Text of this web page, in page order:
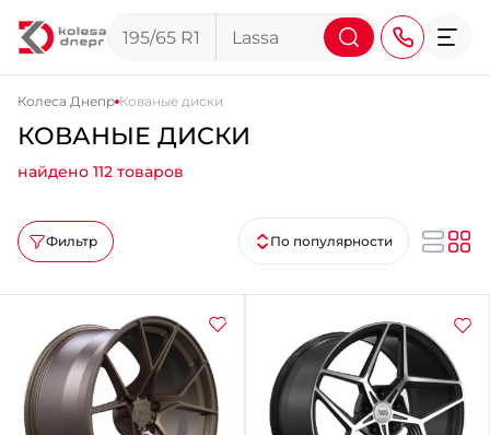
+38 (095) 276-44-44
+38 (067) 911-14-14
- на Щепкина
+38 (098) 911-911-0
- на Тополе
+38 (098) 911-911-4
Колеса Днепр Кованые диски
КОВАНЫЕ ДИСКИ
найдено 112 товаров
Фильтр По популярности